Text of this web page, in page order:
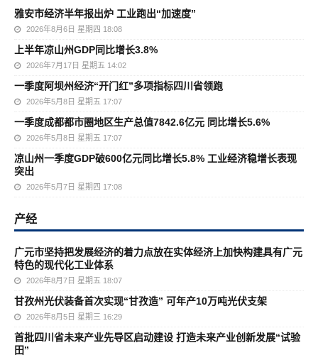
雅安市经济半年报出炉 工业跑出“加速度”
2026年8月6日 星期四 18:08
上半年凉山州GDP同比增长3.8%
2026年7月17日 星期五 14:02
一季度阿坝州经济“开门红”多项指标四川省领跑
2026年5月8日 星期五 17:07
一季度成都都市圈地区生产总值7842.6亿元 同比增长5.6%
2026年5月8日 星期五 17:07
凉山州一季度GDP破600亿元同比增长5.8% 工业经济稳增长表现
突出
2026年5月7日 星期四 17:08
产经
广元市坚持把发展经济的着力点放在实体经济上加快构建具有广元
特色的现代化工业体系
2026年8月7日 星期五 18:07
甘孜州光伏装备首次实现“甘孜造” 可年产10万吨光伏支架
2026年8月5日 星期三 16:29
首批四川省未来产业先导区启动建设 打造未来产业创新发展“试验
田”